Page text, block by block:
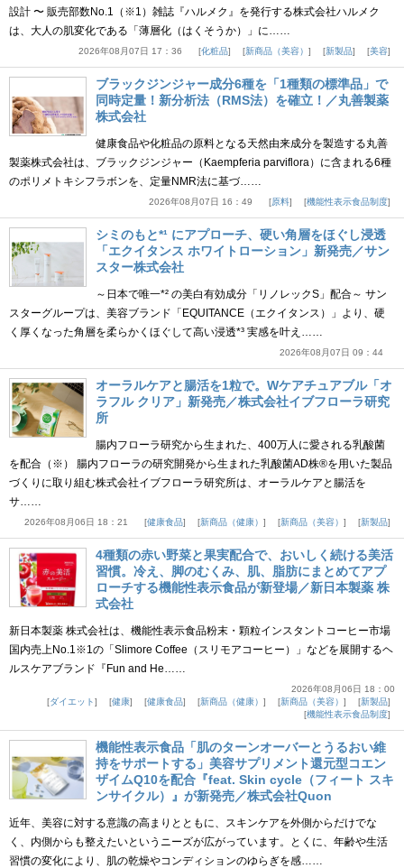
設計 〜 販売部数No.1（※1）雑誌『ハルメク』を発行する株式会社ハルメク
は、大人の肌変化である「薄層化（はくそうか）」に……
2026年08月07日 17：36 化粧品 新商品（美容） 新製品 美容
ブラックジンジャー成分6種を「1種類の標準品」で
同時定量！新分析法（RMS法）を確立！／丸善製薬
株式会社
健康食品や化粧品の原料となる天然由来成分を製造する丸善
製薬株式会社は、ブラックジンジャー（Kaempferia parviflora）に含まれる6種
のポリメトキシフラボンを、定量NMR法に基づ……
2026年08月07日 16：49 原料 機能性表示食品制度
シミのもと*¹ にアプローチ、硬い角層をほぐし浸透
「エクイタンス ホワイトローション」新発売／サン
スター株式会社
～日本で唯一*² の美白有効成分「リノレックS」配合～ サン
スターグループは、美容ブランド「EQUITANCE（エクイタンス）」より、硬
く厚くなった角層を柔らかくほぐして高い浸透*³ 実感を叶え……
2026年08月07日 09：44
オーラルケアと腸活を1粒で。Wケアチュアブル「オ
ラフル クリア」新発売／株式会社イブフローラ研究
所
腸内フローラ研究から生まれた、400万人に愛される乳酸菌
を配合（※） 腸内フローラの研究開発から生まれた乳酸菌AD株®を用いた製品
づくりに取り組む株式会社イブフローラ研究所は、オーラルケアと腸活を
サ……
2026年08月06日 18：21 健康食品 新商品（健康） 新商品（美容） 新製品
4種類の赤い野菜と果実配合で、おいしく続ける美活
習慣。冷え、脚のむくみ、肌、脂肪にまとめてアプ
ローチする機能性表示食品が新登場／新日本製薬 株
式会社
新日本製薬 株式会社は、機能性表示食品粉末・顆粒インスタントコーヒー市場
国内売上No.1※1の「Slimore Coffee（スリモアコーヒー）」などを展開するヘ
ルスケアブランド『Fun and He……
2026年08月06日 18：00
ダイエット
健康 健康食品 新商品（健康） 新商品（美容）
新製品
機能性表示食品制度
機能性表示食品「肌のターンオーバーとうるおい維
持をサポートする」美容サプリメント還元型コエン
ザイムQ10を配合『feat. Skin cycle（フィート スキ
ンサイクル）』が新発売／株式会社Quon
近年、美容に対する意識の高まりとともに、スキンケアを外側からだけでな
く、内側からも整えたいというニーズが広がっています。とくに、年齢や生活
習慣の変化により、肌の乾燥やコンディションのゆらぎを感……